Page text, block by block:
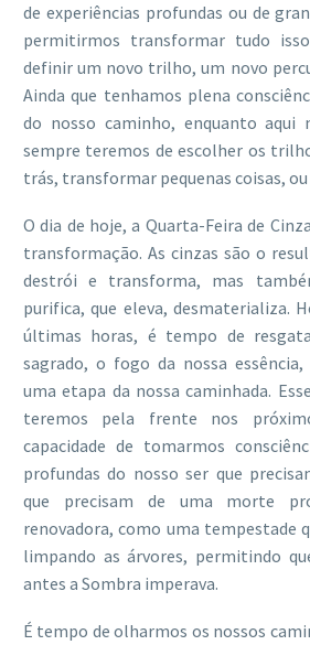
de experiências profundas ou de
permitirmos transformar tudo
definir um novo trilho, um novo
Ainda que tenhamos plena
do nosso caminho, enquanto aqui
sempre teremos de escolher os
trás, transformar pequenas coisas,
O dia de hoje, a Quarta-Feira de
transformação. As cinzas são o
destrói e transforma, mas
purifica, que eleva, desmaterializa.
últimas horas, é tempo de
sagrado, o fogo da nossa
uma etapa da nossa caminhada.
teremos pela frente nos
capacidade de tomarmos
profundas do nosso ser que
que precisam de uma morte
renovadora, como uma tempestade
limpando as árvores, permitindo
antes a Sombra imperava.
É tempo de olharmos os nossos